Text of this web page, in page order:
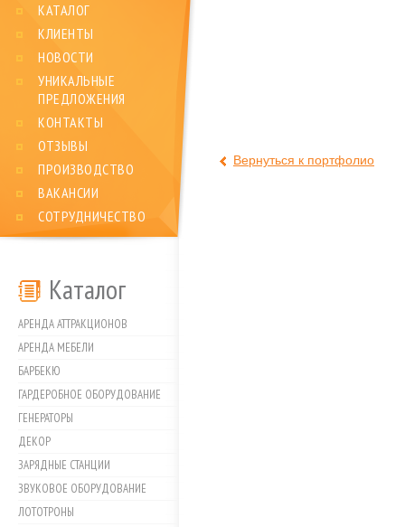
КАТАЛОГ
КЛИЕНТЫ
НОВОСТИ
УНИКАЛЬНЫЕ
ПРЕДЛОЖЕНИЯ
КОНТАКТЫ
ОТЗЫВЫ
ПРОИЗВОДСТВО
ВАКАНСИИ
СОТРУДНИЧЕСТВО
Каталог
АРЕНДА АТТРАКЦИОНОВ
АРЕНДА МЕБЕЛИ
БАРБЕКЮ
ГАРДЕРОБНОЕ ОБОРУДОВАНИЕ
ГЕНЕРАТОРЫ
ДЕКОР
ЗАРЯДНЫЕ СТАНЦИИ
ЗВУКОВОЕ ОБОРУДОВАНИЕ
ЛОТОТРОНЫ
Вернуться к портфолио